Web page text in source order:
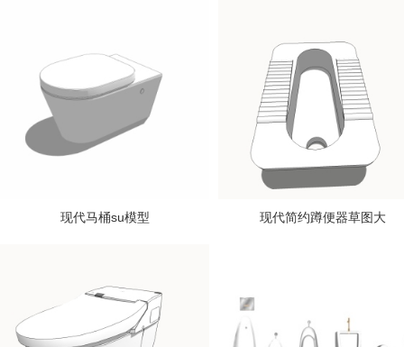
现代马桶su模型 现代简约蹲便器草图大